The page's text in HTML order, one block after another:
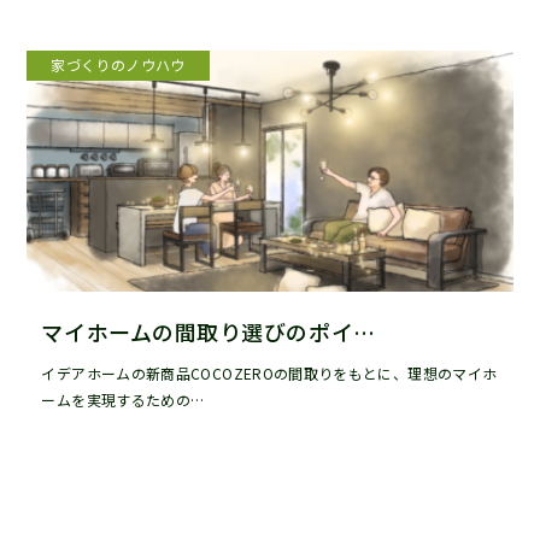
家づくりのノウハウ
マイホームの間取り選びのポイ…
イデアホームの新商品COCOZEROの間取りをもとに、理想のマイホ
ームを実現するための…